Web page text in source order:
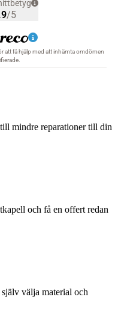
mindre reparationer till din
och få en offert redan
välja material och